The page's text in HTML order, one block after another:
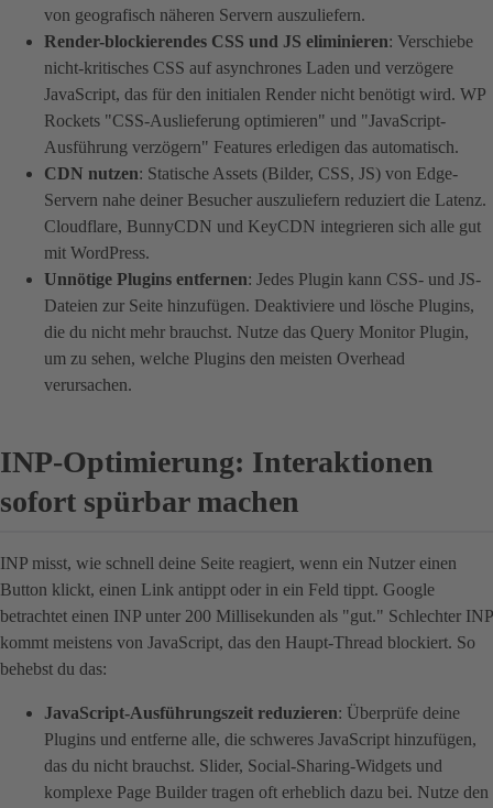
von geografisch näheren Servern auszuliefern.
Render-blockierendes CSS und JS eliminieren: Verschiebe
nicht-kritisches CSS auf asynchrones Laden und verzögere
JavaScript, das für den initialen Render nicht benötigt wird. WP
Rockets "CSS-Auslieferung optimieren" und "JavaScript-
Ausführung verzögern" Features erledigen das automatisch.
CDN nutzen: Statische Assets (Bilder, CSS, JS) von Edge-
Servern nahe deiner Besucher auszuliefern reduziert die Latenz.
Cloudflare, BunnyCDN und KeyCDN integrieren sich alle gut
mit WordPress.
Unnötige Plugins entfernen: Jedes Plugin kann CSS- und JS-
Dateien zur Seite hinzufügen. Deaktiviere und lösche Plugins,
die du nicht mehr brauchst. Nutze das Query Monitor Plugin,
um zu sehen, welche Plugins den meisten Overhead
verursachen.
INP-Optimierung: Interaktionen
sofort spürbar machen
INP misst, wie schnell deine Seite reagiert, wenn ein Nutzer einen
Button klickt, einen Link antippt oder in ein Feld tippt. Google
betrachtet einen INP unter 200 Millisekunden als "gut." Schlechter INP
kommt meistens von JavaScript, das den Haupt-Thread blockiert. So
behebst du das:
JavaScript-Ausführungszeit reduzieren: Überprüfe deine
Plugins und entferne alle, die schweres JavaScript hinzufügen,
das du nicht brauchst. Slider, Social-Sharing-Widgets und
komplexe Page Builder tragen oft erheblich dazu bei. Nutze den